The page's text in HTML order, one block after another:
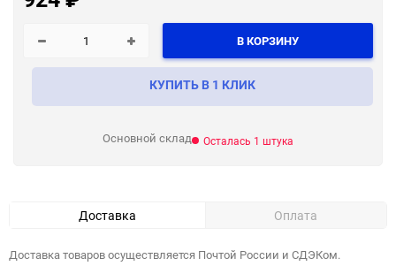
В КОРЗИНУ
КУПИТЬ В 1 КЛИК
Основной склад Осталась 1 штука
Доставка Оплата
Доставка товаров осуществляется Почтой России и СДЭКом.